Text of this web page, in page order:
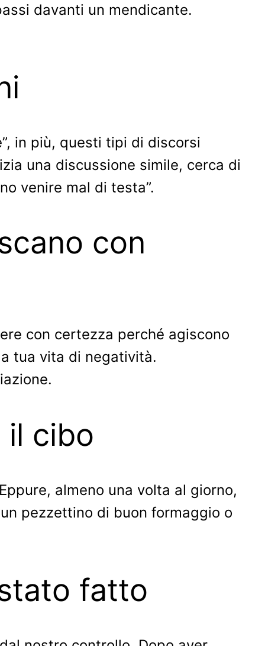
davanti un mendicante.
in più, questi tipi di discorsi
una discussione simile, cerca di
venire mal di testa”.
con
con certezza perché agiscono
tua vita di negatività.
il cibo
almeno una volta al giorno,
pezzettino di buon formaggio o
fatto